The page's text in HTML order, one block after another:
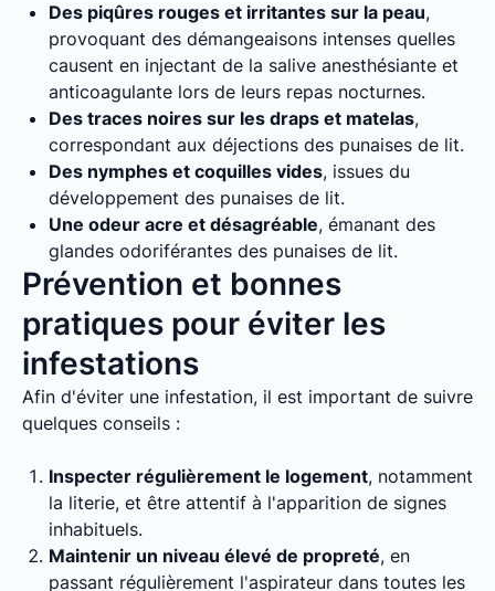
Des piqûres rouges et irritantes sur la peau,
provoquant des démangeaisons intenses quelles
causent en injectant de la salive anesthésiante et
anticoagulante lors de leurs repas nocturnes.
Des traces noires sur les draps et matelas,
correspondant aux déjections des punaises de lit.
Des nymphes et coquilles vides, issues du
développement des punaises de lit.
Une odeur acre et désagréable, émanant des
glandes odoriférantes des punaises de lit.
Prévention et bonnes
pratiques pour éviter les
infestations
Afin d'éviter une infestation, il est important de suivre
quelques conseils :
Inspecter régulièrement le logement, notamment
la literie, et être attentif à l'apparition de signes
inhabituels.
Maintenir un niveau élevé de propreté, en
passant régulièrement l'aspirateur dans toutes les